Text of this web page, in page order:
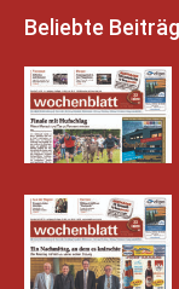
Beliebte